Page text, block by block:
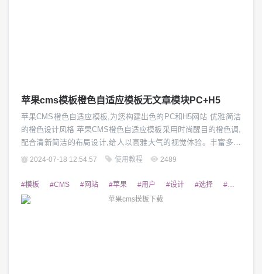
苹果cms模板橙色自适应模板无文章模块PC+H5
苹果CMS橙色自适应模板,为您构建出色的PC和H5网站 优雅简洁
的橙色设计风格 苹果CMS橙色自适应模板采用时尚醒目的橙色调,
配合清新简洁的布局设计,给人以高雅大气的视觉体验。丰富多样
的配色方案,可满足个性化需求,轻松打造出与众不同的网站形象。
体验的一致性。 全面的功能模块设计 这款橙色自适应模板集合了
苹果CMS系统的丰富...
2024-07-18 12:54:57 使用教程 2489
#模板 #CMS #网站 #苹果 #用户 #设计 #选择 #需求